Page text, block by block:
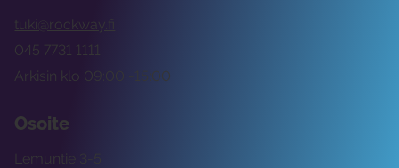
tuki@rockway.fi
Arkisin klo 09:00 -15:00
045 7731 1111
Osoite
Lemuntie 3-5